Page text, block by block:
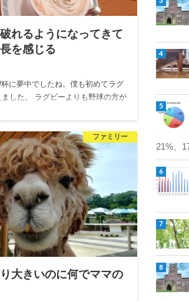
れるようになってきて
を感じる
に夢中でしたね。僕も初めてラグ
した。 ラグビーよりも野球の方が
ファミリー
大きいのに何でママの
21%、